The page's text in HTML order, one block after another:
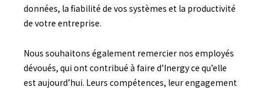
données, la fiabilité de vos systèmes et la productivité
de votre entreprise.
Nous souhaitons également remercier nos employés
dévoués, qui ont contribué à faire d’Inergy ce qu’elle
est aujourd’hui. Leurs compétences, leur engagement